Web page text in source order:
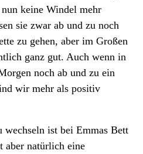
nun keine Windel mehr
sie zwar ab und zu noch
zu gehen, aber im Großen
ganz gut. Auch wenn in
noch ab und zu ein
wir mehr als positiv
wechseln ist bei Emmas Bett
aber natürlich eine